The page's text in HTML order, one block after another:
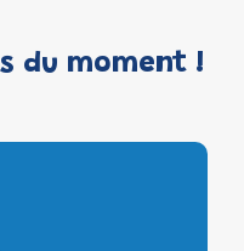
du moment !